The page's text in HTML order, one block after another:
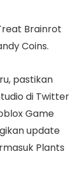
Brainrot
Coins.
pastikan
di Twitter
Game
update
Plants